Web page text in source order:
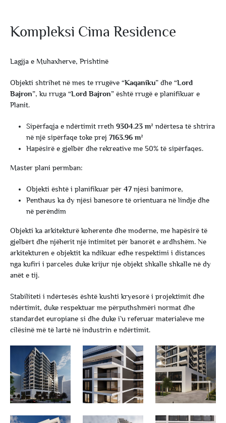
Kompleksi Cima Residence
Lagjja e Muhaxherve, Prishtinë
Objekti shtrihet në mes te rrugëve “Kaqaniku” dhe “Lord
Bajron”, ku rruga “Lord Bajron” është rrugë e planifikuar e
Planit.
Sipërfaqja e ndërtimit rreth 9304.23 m² ndërtesa të shtrira
në një sipërfaqe toke prej 7163.96 m²
Hapësirë e gjelbër dhe rekreative me 50% të sipërfaqes.
Master plani permban:
Objekti është i planifikuar për 47 njësi banimore,
Penthaus ka dy njësi banesore të orientuara në lindje dhe
në perëndim
Objekti ka arkitekturë koherente dhe moderne, me hapësirë të
gjelbërt dhe njëherit një intimitet për banorët e ardhshëm. Ne
arkitekturen e objektit ka ndikuar edhe respektimi i distances
nga kufiri i parceles duke krijur nje objekt shkalle shkalle në dy
anët e tij.
Stabiliteti i ndërtesës është kushti kryesorë i projektimit dhe
ndërtimit, duke respektuar me përputhshmëri normat dhe
standardet europiane si dhe duke i`u referuar materialeve me
cilësinë më të lartë në industrin e ndërtimit.